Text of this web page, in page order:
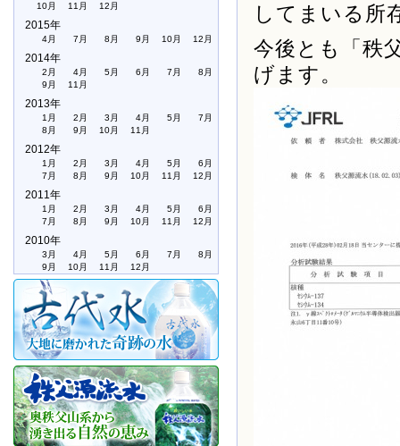
10月
11月 12月
2015年
4月 7月 8月 9月 10月 12月
2014年
2月 4月 5月 6月 7月
8月
9月
11月
2013年
1月 2月 3月 4月 5月
7月
8月
9月 10月 11月
2012年
1月 2月 3月 4月 5月
6月
7月
8月 9月 10月 11月 12月
2011年
1月 2月 3月 4月 5月
6月
7月
8月 9月 10月 11月 12月
2010年
3月 4月 5月 6月 7月
8月
9月
10月 11月 12月
してまいる所
今後とも「秩
げます。